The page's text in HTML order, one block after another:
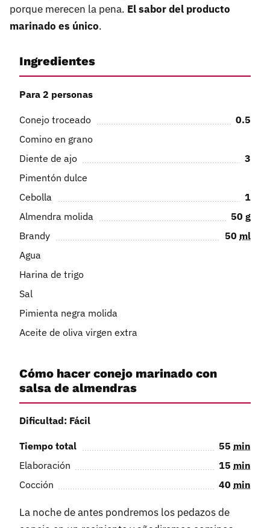
porque merecen la pena. El sabor del producto
marinado es único.
Ingredientes
Para 2 personas
Conejo troceado
0.5
Comino en grano
Diente de ajo
3
Pimentón dulce
Cebolla
1
Almendra molida
50 g
Brandy
50 ml
Agua
Harina de trigo
Sal
Pimienta negra molida
Aceite de oliva virgen extra
Cómo hacer conejo marinado con
salsa de almendras
Dificultad: Fácil
Tiempo total 55 min
Elaboración
15 min
Cocción
40 min
La noche de antes pondremos los pedazos de